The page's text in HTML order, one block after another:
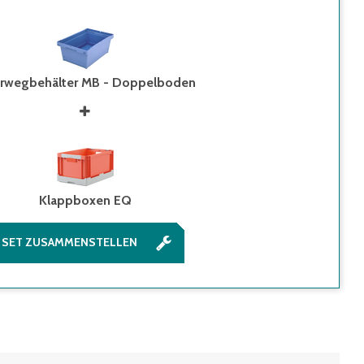
MB - Doppelboden
Klappboxen EQ
SET ZUSAMMENSTELLEN